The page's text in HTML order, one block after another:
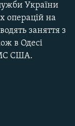
України
операцій на
заняття з
в Одесі
США.